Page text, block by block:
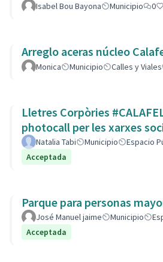
Isabel Bou Bayona Municipio 0
Arreglo aceras núcleo
Monica Municipio Calles y Viales
Lletres Corpòries
photocall per les xarxes
Natalia Tabi Municipio Espacio
Acceptada
Parque para personas
José Manuel jaime Municipio
Acceptada